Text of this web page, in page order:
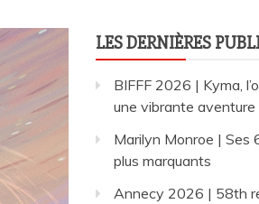
LES DERNIÈRES
BIFFF 2026 | Kyma,
une vibrante
Marilyn Monroe | Ses
plus marquants
Annecy 2026 | 58th